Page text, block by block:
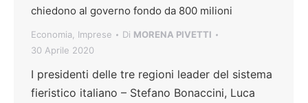
chiedono al governo fondo da 800 milioni
Economia Imprese Di MORENA PIVETTI
30 Aprile 2020
I presidenti delle tre regioni leader del sistema
fieristico italiano – Stefano Bonaccini, Luca